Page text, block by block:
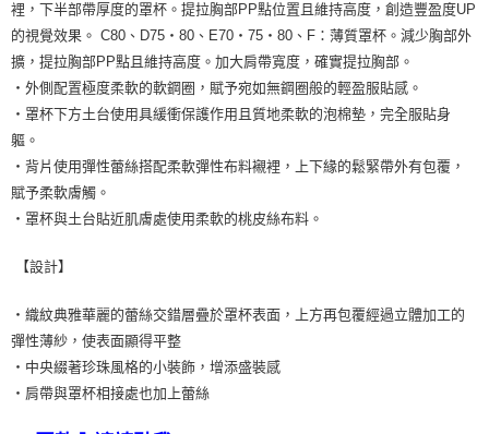
裡，下半部帶厚度的罩杯。提拉胸部PP點位置且維持高度，創造豐盈度UP
的視覺效果。 C80、D75・80、E70・75・80、F：薄質罩杯。減少胸部外
擴，提拉胸部PP點且維持高度。加大肩帶寬度，確實提拉胸部。
・外側配置極度柔軟的軟鋼圈，賦予宛如無鋼圈般的輕盈服貼感。
・罩杯下方土台使用具緩衝保護作用且質地柔軟的泡棉墊，完全服貼身
軀。
・背片使用彈性蕾絲搭配柔軟彈性布料襯裡，上下緣的鬆緊帶外有包覆，
賦予柔軟膚觸。
・罩杯與土台貼近肌膚處使用柔軟的桃皮絲布料。
【設計】
・織紋典雅華麗的蕾絲交錯層疊於罩杯表面，上方再包覆經過立體加工的
彈性薄紗，使表面顯得平整
・中央綴著珍珠風格的小裝飾，增添盛裝感
・肩帶與罩杯相接處也加上蕾絲